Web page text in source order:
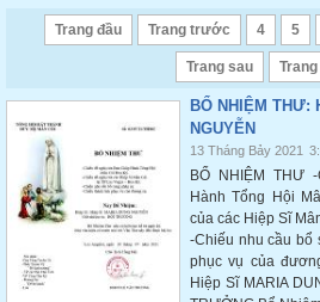
Trang đầu Trang trước 4 5
Trang sau
BỔ NHIỆM THƯ:
NGUYỄN
13 Tháng Bảy 2021
BỔ NHIỆM THƯ
Hành Tổng Hội
của các Hiệp Sĩ
-Chiếu nhu cầu bổ
phục vụ của
Hiệp Sĩ MARIA